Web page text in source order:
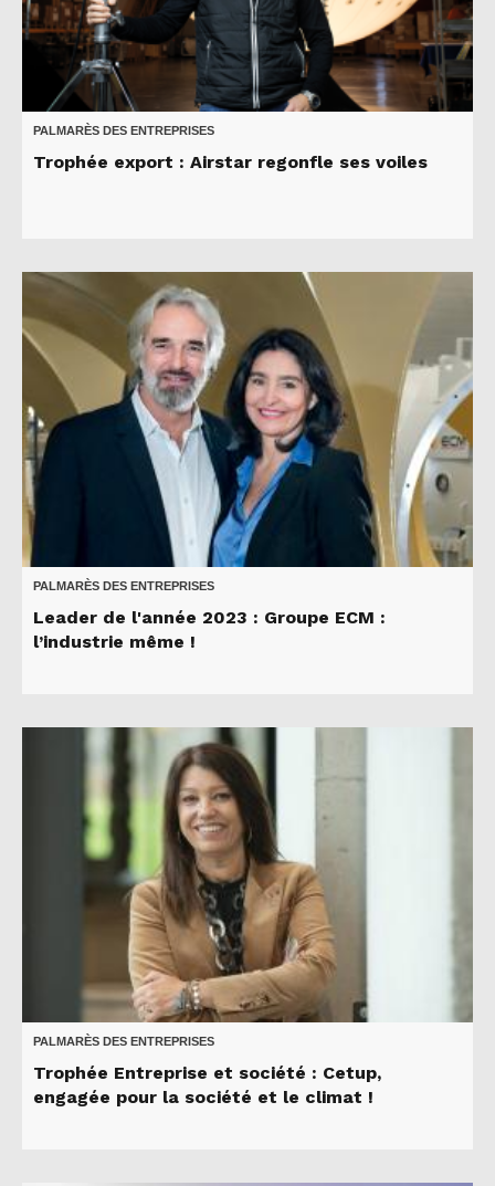
PALMARÈS DES ENTREPRISES
Trophée export : Airstar regonfle ses voiles
PALMARÈS DES ENTREPRISES
Leader de l'année 2023 : Groupe ECM :
l’industrie même !
PALMARÈS DES ENTREPRISES
Trophée Entreprise et société : Cetup,
engagée pour la société et le climat !